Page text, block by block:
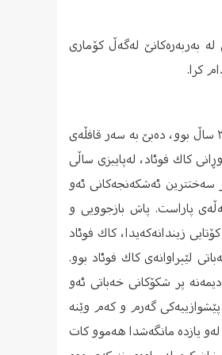
و هەروها ئەندامی بنەماڵەیەك بوو كە ٤ برای دیكەشی لە بەربەرەكانێ لەگەڵ كۆماری
كرا.
خه‌باتی سیاسی كاك فوئاد هه‌ر له‌ ته‌مه‌نی تازه‌ لاویه‌وه‌ ده‌ست پێ ده‌كات و له‌ كاتێك دا ته‌مه‌نی ته‌نیا ٢١ ساڵ بوو، ده‌بێ به‌ سه‌ر قافڵه‌ی
كاك فوئاد، له‌پاییزی ساڵی
سه‌ختترین ئه‌شكه‌نجه‌كانی ئه‌و
پاراست. پاش بازجوویی و
زیندانه‌كه‌یدا، كاك فوئاد
لێبراوانه‌ی كاك فوئاد بوو.
به‌شداری تێدا كرد، یه‌كێك له‌دیمه‌نه پر شكۆكانی خه‌باتی ئه‌و
دا كاك فوئاد ئازاد كرا و له‌پاش پێشوازییه‌كی گه‌رم و كه‌م وێنه‌
ئاوایی ئاڵمانه‌. كاك فوئاد دوای ئازاد بوونی، ته‌نیا ١١ مانگ ژیا و له‌و یازده‌ مانگه‌شدا هه‌موو كات